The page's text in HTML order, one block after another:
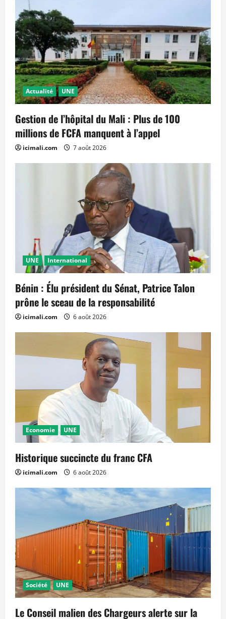
Actualité UNE
Gestion de l’hôpital du Mali : Plus de 100
millions de FCFA manquent à l’appel
icimali.com 7 août 2026
UNE International
Bénin : Élu président du Sénat, Patrice Talon
prône le sceau de la responsabilité
icimali.com 6 août 2026
Economie UNE
Historique succincte du franc CFA
icimali.com 6 août 2026
Société UNE
Le Conseil malien des Chargeurs alerte sur la